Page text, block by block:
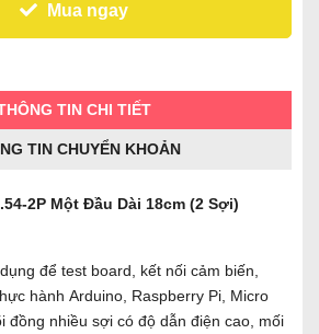
Mua ngay
TIN CHI TIẾT
TIN CHUYỂN KHOẢN
2P Một Đầu Dài 18cm (2 Sợi)
để test board, kết nối cảm biến,
hành Arduino, Raspberry Pi, Micro
đồng nhiều sợi có độ dẫn điện cao, mối